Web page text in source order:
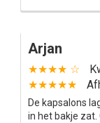
Arjan
★★★★ ☆
★★★★★
De kapsalons
in het bakje zat.